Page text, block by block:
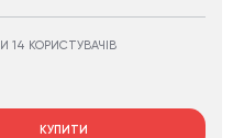
14 КОРИСТУВАЧІВ
КУПИТИ